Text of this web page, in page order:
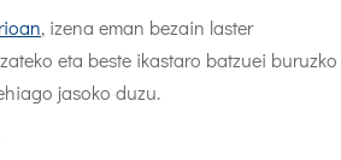
, izena eman bezain laster
eta beste ikastaro batzuei buruzko
jasoko duzu.